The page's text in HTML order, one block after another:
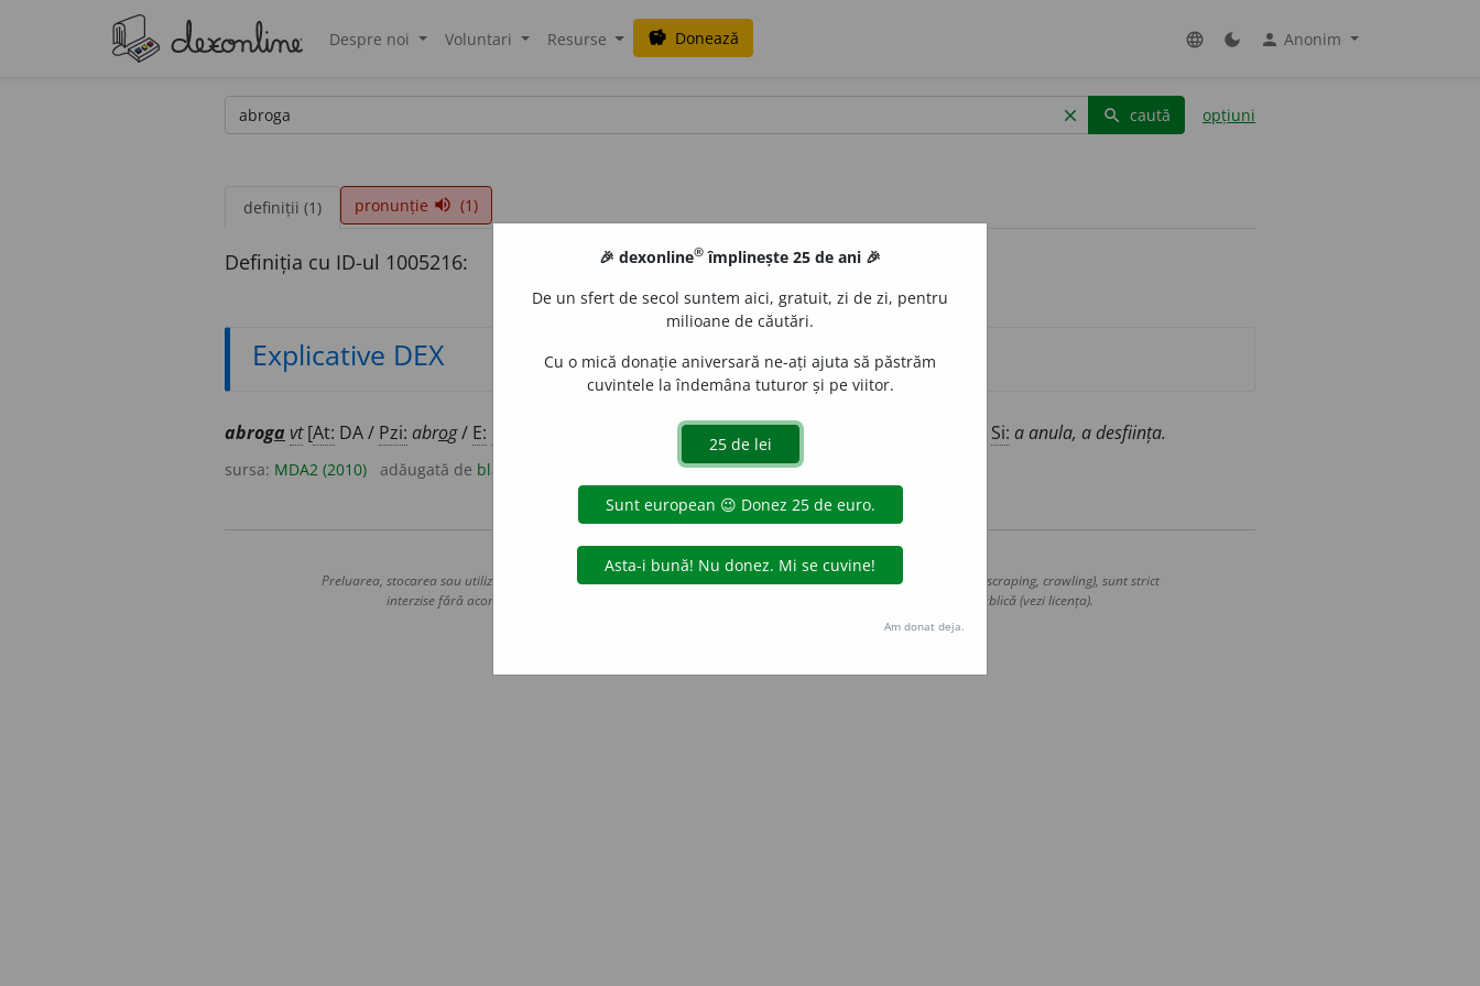
Despre noi Voluntari Resurse savings Donează language dark_mode person Anonim
clear search caută opțiuni
definiții (1) pronunție volume_up (1)
Definiția cu ID-ul 1005216:
Explicative DEX
abroga vt[At: DA / Pzi: abrog/ E: abroger] (Cild) A declara lipsit de valabilitate Si: a anula, a desființa.
sursa: MDA2 (2010) adăugată de blaurb.
Copyright © 2004-2026 dexonline (https://dexonline.ro)
Preluarea, stocarea sau utilizarea datelor de pe acest site, inclusiv prin orice metode de extragere automată (web scraping, crawling), sunt strict
interzise fără acordul nostru prealabil scris, cu excepția seturilor de date oferite oficial spre utilizare publică (vezi licența).
Hosterion
🎉 dexonline® împlinește 25 de ani 🎉
De un sfert de secol suntem aici, gratuit, zi de zi, pentru
milioane de căutări.
Cu o mică donație aniversară ne-ați ajuta să păstrăm
cuvintele la îndemâna tuturor și pe viitor.
Am donat deja.